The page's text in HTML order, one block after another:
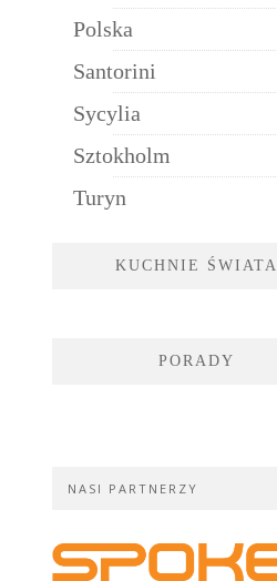
Polska
Santorini
Sycylia
Sztokholm
Turyn
KUCHNIE ŚWIATA
PORADY
NASI PARTNERZY